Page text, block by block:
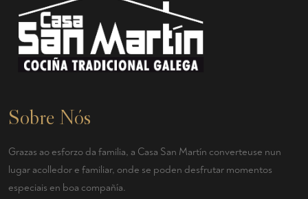
Sobre Nós
Grazas ao esforzo da familia, a Casa San Martín converteuse nun
lugar acolledor e familiar, onde se poden desfrutar momentos
especiais en boa compañía.